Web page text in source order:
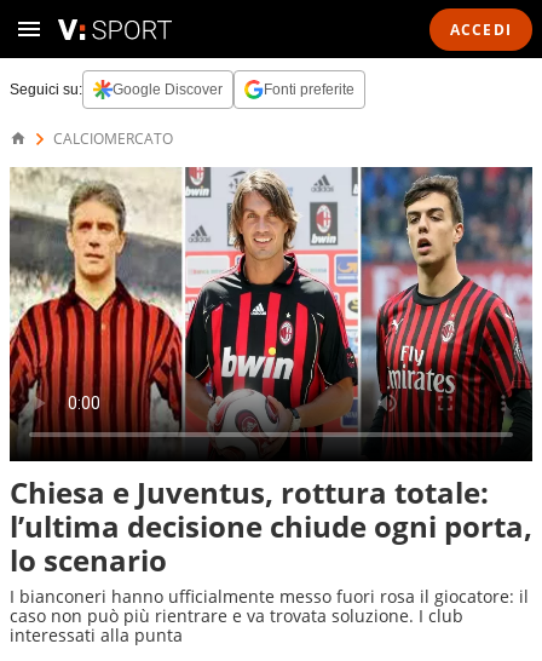
ACCEDI
Seguici su: Google Discover Fonti preferite
CALCIOMERCATO
Chiesa e Juventus, rottura totale:
l’ultima decisione chiude ogni porta,
lo scenario
I bianconeri hanno ufficialmente messo fuori rosa il giocatore: il
caso non può più rientrare e va trovata soluzione. I club
interessati alla punta